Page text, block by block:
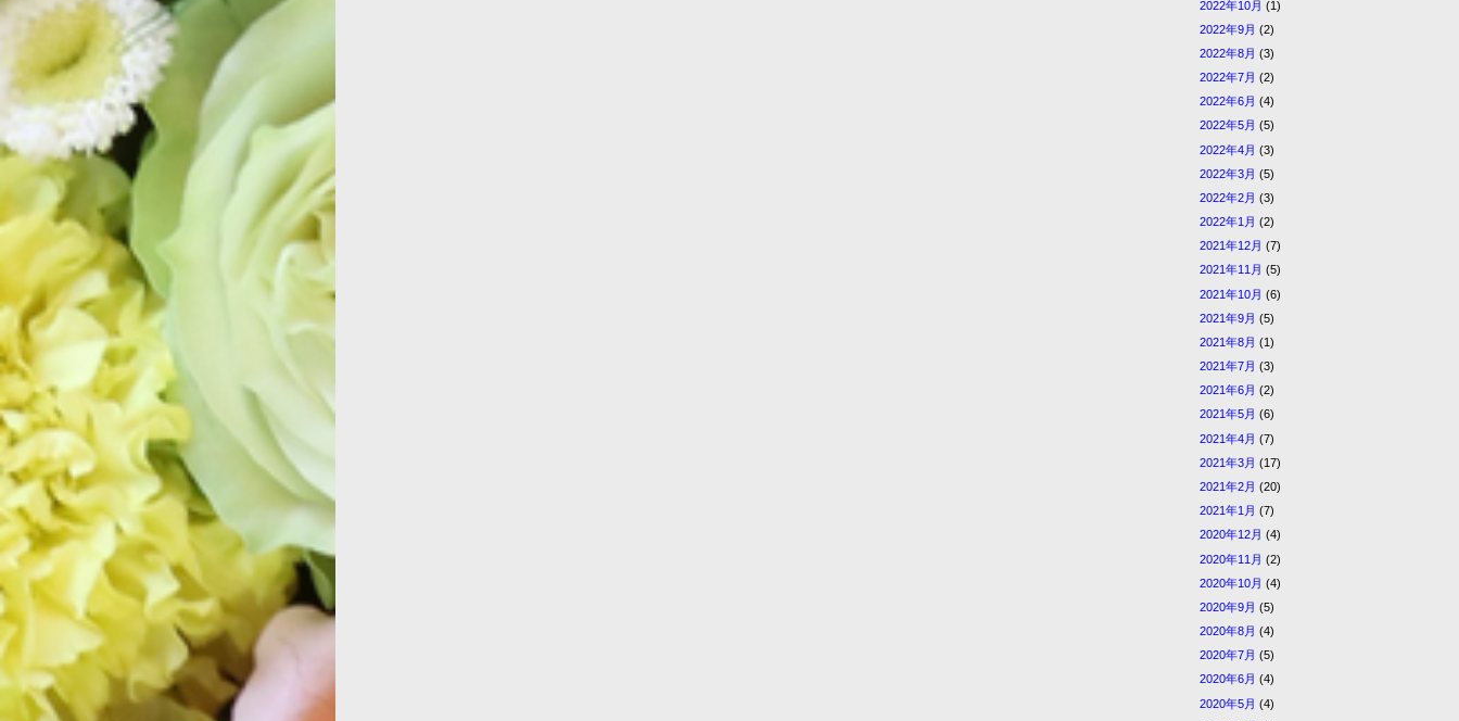
2022年10月 (1)
2022年9月 (2)
2022年8月 (3)
2022年7月 (2)
2022年6月 (4)
2022年5月 (5)
2022年4月 (3)
2022年3月 (5)
2022年2月 (3)
2022年1月 (2)
2021年12月 (7)
2021年11月 (5)
2021年10月 (6)
2021年9月 (5)
2021年8月 (1)
2021年7月 (3)
2021年6月 (2)
2021年5月 (6)
2021年4月 (7)
2021年3月 (17)
2021年2月 (20)
2021年1月 (7)
2020年12月 (4)
2020年11月 (2)
2020年10月 (4)
2020年9月 (5)
2020年8月 (4)
2020年7月 (5)
2020年6月 (4)
2020年5月 (4)